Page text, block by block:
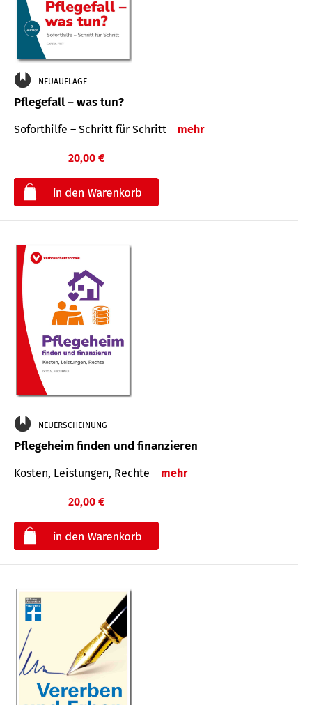
NEUAUFLAGE
Pflegefall – was tun?
Soforthilfe – Schritt für Schritt mehr
20,00 €
NEUERSCHEINUNG
Pflegeheim finden und finanzieren
Kosten, Leistungen, Rechte mehr
20,00 €